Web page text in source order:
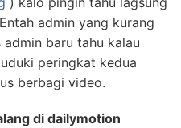
admin yang kurang
baru tahu kalau
peringkat kedua
berbagi video.
di dailymotion